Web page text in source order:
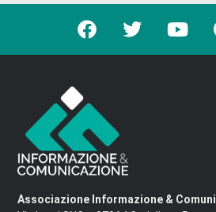
Associazione Informazione &